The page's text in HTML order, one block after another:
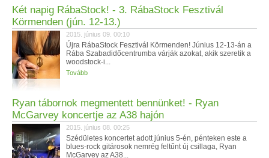
Két napig RábaStock! - 3. RábaStock Fesztivál
Körmenden (jún. 12-13.)
2015. június 09. 00:10
Újra RábaStock Fesztivál Körmenden! Június 12-13-án a
Rába Szabadidőcentrumba várják azokat, akik szeretik a
woodstock-i...
Tovább
Ryan tábornok megmentett bennünket! - Ryan
McGarvey koncertje az A38 hajón
2015. június 08. 00:25
Szédületes koncertet adott június 5-én, pénteken este a
blues-rock gitárosok nemrég feltűnt új csillaga, Ryan
McGarvey az A38...